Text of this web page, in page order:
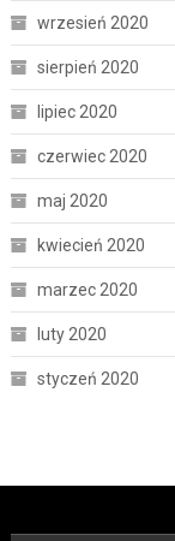
wrzesień 2020
sierpień 2020
lipiec 2020
czerwiec 2020
maj 2020
kwiecień 2020
marzec 2020
luty 2020
styczeń 2020